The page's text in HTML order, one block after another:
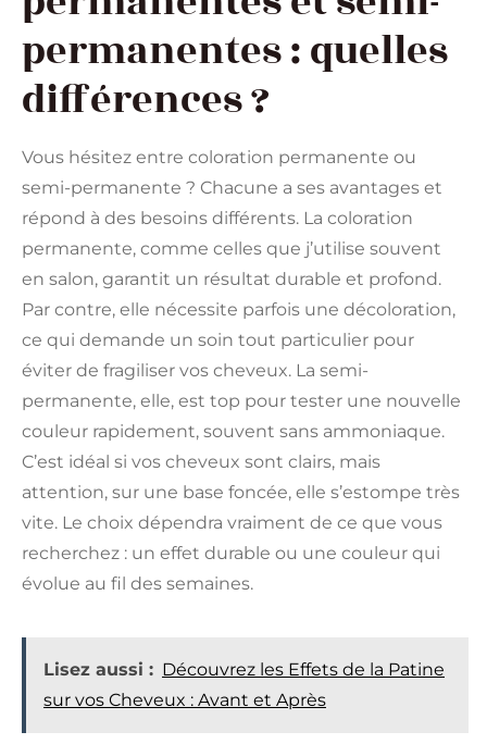
permanentes : quelles
différences ?
Vous hésitez entre coloration permanente ou
semi-permanente ? Chacune a ses avantages et
répond à des besoins différents. La coloration
permanente, comme celles que j’utilise souvent
en salon, garantit un résultat durable et profond.
Par contre, elle nécessite parfois une décoloration,
ce qui demande un soin tout particulier pour
éviter de fragiliser vos cheveux. La semi-
permanente, elle, est top pour tester une nouvelle
couleur rapidement, souvent sans ammoniaque.
C’est idéal si vos cheveux sont clairs, mais
attention, sur une base foncée, elle s’estompe très
vite. Le choix dépendra vraiment de ce que vous
recherchez : un effet durable ou une couleur qui
évolue au fil des semaines.
Lisez aussi : Découvrez les Effets de la Patine
sur vos Cheveux : Avant et Après